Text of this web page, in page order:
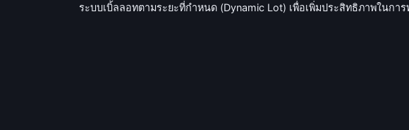
ระบบเบิ้ลลอทตามระยะที่กำหนด (Dynamic Lot) เพื่อเพิ่มประสิทธิภาพในการ